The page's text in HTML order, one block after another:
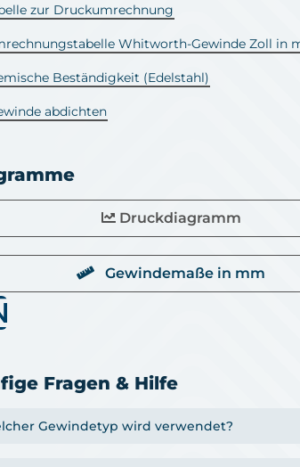
zur Druckumrechnung
Whitworth-Gewinde Zoll in
Beständigkeit (Edelstahl)
abdichten
Druckdiagramm
Gewindemaße in mm
Fragen & Hilfe
Gewindetyp wird verwendet?